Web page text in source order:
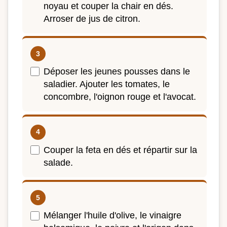
noyau et couper la chair en dés.
Arroser de jus de citron.
Déposer les jeunes pousses dans le
saladier. Ajouter les tomates, le
concombre, l'oignon rouge et l'avocat.
Couper la feta en dés et répartir sur la
salade.
Mélanger l'huile d'olive, le vinaigre